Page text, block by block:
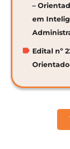
–
em
Edital nº